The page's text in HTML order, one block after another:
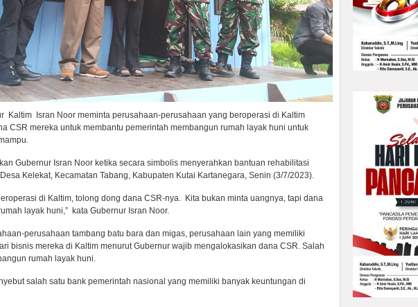
Kaltim Isran Noor meminta perusahaan-perusahaan yang beroperasi di Kaltim
CSR mereka untuk membantu pemerintah membangun rumah layak huni untuk
Gubernur Isran Noor ketika secara simbolis menyerahkan bantuan rehabilitasi
Kelekat, Kecamatan Tabang, Kabupaten Kutai Kartanegara, Senin (3/7/2023).
di Kaltim, tolong dong dana CSR-nya. Kita bukan minta uangnya, tapi dana
layak huni,” kata Gubernur Isran Noor.
perusahaan tambang batu bara dan migas, perusahaan lain yang memiliki
bisnis mereka di Kaltim menurut Gubernur wajib mengalokasikan dana CSR. Salah
rumah layak huni.
salah satu bank pemerintah nasional yang memiliki banyak keuntungan di